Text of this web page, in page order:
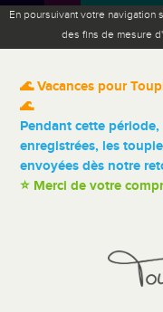
En poursuivant votre
des fins de mesure
🌊 Vacances pour
🌊
Pendant cette
enregistrées, les
envoyées dès notre
⭐ Merci de votre